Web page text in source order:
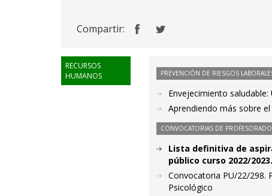
Compartir:
RECURSOS
HUMANOS
PREVENCIÓN DE RIESGOS
Envejecimiento
Aprendiendo más sobre
CONVOCATORIAS DE PROFESORADO
Lista definitiva de
público curso 2022/
Convocatoria PU/22/298.
Psicológico